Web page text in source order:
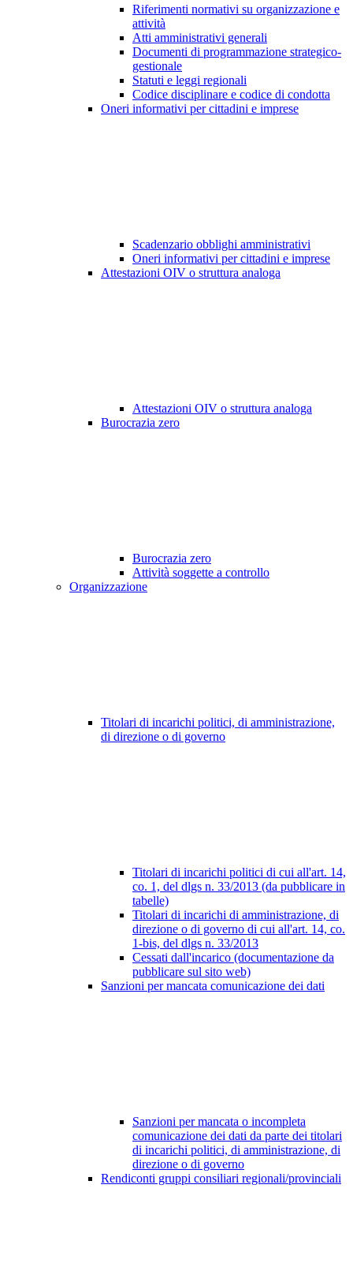
Riferimenti normativi su organizzazione e
attività
Atti amministrativi generali
Documenti di programmazione strategico-
gestionale
Statuti e leggi regionali
Codice disciplinare e codice di condotta
Oneri informativi per cittadini e imprese
Scadenzario obblighi amministrativi
Oneri informativi per cittadini e imprese
Attestazioni OIV o struttura analoga
Attestazioni OIV o struttura analoga
Burocrazia zero
Burocrazia zero
Attività soggette a controllo
Organizzazione
Titolari di incarichi politici, di amministrazione,
di direzione o di governo
Titolari di incarichi politici di cui all'art. 14,
co. 1, del dlgs n. 33/2013 (da pubblicare in
tabelle)
Titolari di incarichi di amministrazione, di
direzione o di governo di cui all'art. 14, co.
1-bis, del dlgs n. 33/2013
Cessati dall'incarico (documentazione da
pubblicare sul sito web)
Sanzioni per mancata comunicazione dei dati
Sanzioni per mancata o incompleta
comunicazione dei dati da parte dei titolari
di incarichi politici, di amministrazione, di
direzione o di governo
Rendiconti gruppi consiliari regionali/provinciali